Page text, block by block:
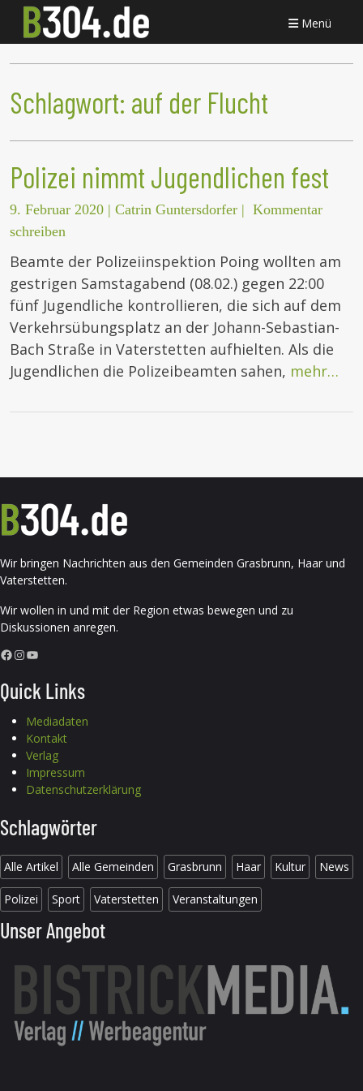
Menü
Schlagwort: auf der Flucht
Polizei nimmt Jugendlichen fest
9. Februar 2020 | Catrin Guntersdorfer | Kommentar
schreiben
Beamte der Polizeiinspektion Poing wollten am
gestrigen Samstagabend (08.02.) gegen 22:00
fünf Jugendliche kontrollieren, die sich auf dem
Verkehrsübungsplatz an der Johann-Sebastian-
Bach Straße in Vaterstetten aufhielten. Als die
Jugendlichen die Polizeibeamten sahen, mehr…
Wir bringen Nachrichten aus den Gemeinden Grasbrunn, Haar und
Vaterstetten.
Wir wollen in und mit der Region etwas bewegen und zu
Diskussionen anregen.
Facebook InstagramYouTube
Quick Links
Mediadaten
Kontakt
Verlag
Impressum
Datenschutzerklärung
Schlagwörter
Alle Artikel Alle Gemeinden Grasbrunn Haar Kultur News
Polizei Sport Vaterstetten Veranstaltungen
Unser Angebot